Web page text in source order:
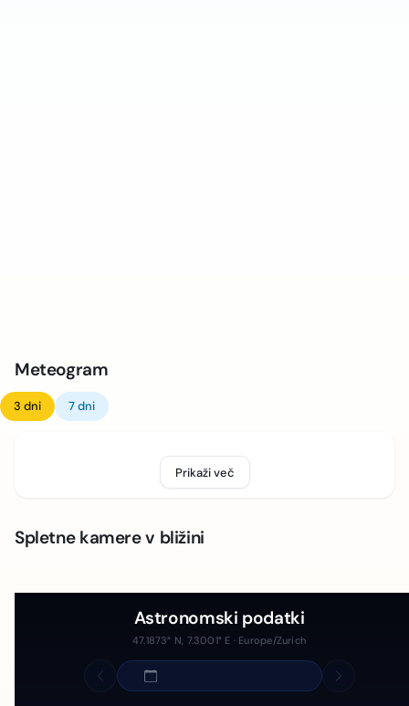
Meteogram
3 dni 7 dni
Prikaži več
Spletne kamere v bližini
Astronomski podatki
47.1873° N, 7.3001° E · Europe/Zurich